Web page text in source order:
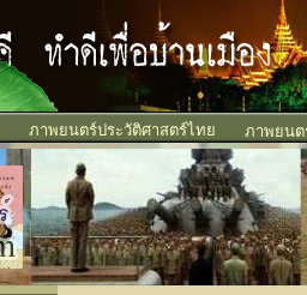
ภาพยนตร์ประวัติศาสตร์ไทย ภาพยนต